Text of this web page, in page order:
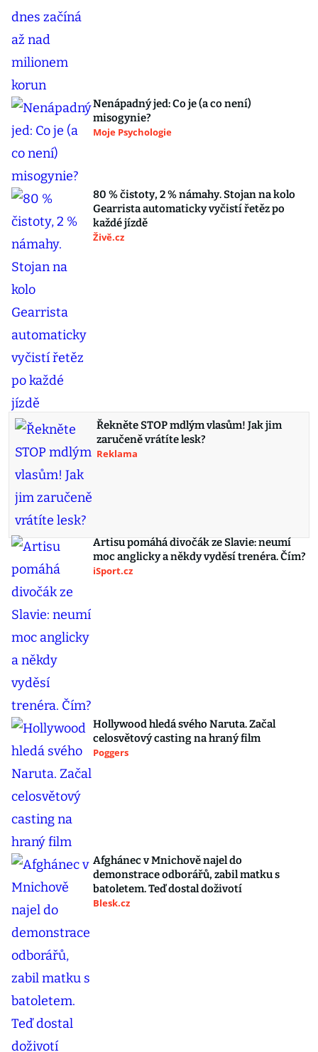
Nenápadný jed: Co je (a co není)
misogynie?
Moje Psychologie
80 % čistoty, 2 % námahy. Stojan na kolo
Gearrista automaticky vyčistí řetěz po
každé jízdě
Živě.cz
Řekněte STOP mdlým vlasům! Jak jim
zaručeně vrátíte lesk?
Reklama
Artisu pomáhá divočák ze Slavie: neumí
moc anglicky a někdy vyděsí trenéra. Čím?
iSport.cz
Hollywood hledá svého Naruta. Začal
celosvětový casting na hraný film
Poggers
Afghánec v Mnichově najel do
demonstrace odborářů, zabil matku s
batoletem. Teď dostal doživotí
Blesk.cz